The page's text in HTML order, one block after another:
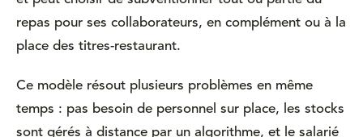
repas pour ses collaborateurs, en complément ou à la
place des titres-restaurant.
Ce modèle résout plusieurs problèmes en même
temps : pas besoin de personnel sur place, les stocks
sont gérés à distance par un algorithme, et le salarié